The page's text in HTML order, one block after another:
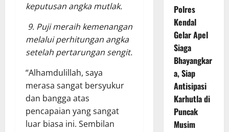
keputusan angka mutlak.
9. Puji meraih kemenangan
melalui perhitungan angka
setelah pertarungan sengit.
“Alhamdulillah, saya
merasa sangat bersyukur
dan bangga atas
pencapaian yang sangat
luar biasa ini. Sembilan
Polres
Kendal
Gelar Apel
Siaga
Bhayangkar
a, Siap
Antisipasi
Karhutla di
Puncak
Musim